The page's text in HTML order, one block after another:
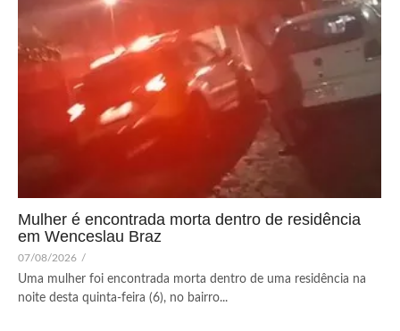
Mulher é encontrada morta dentro de residência
em Wenceslau Braz
07/08/2026 /
Uma mulher foi encontrada morta dentro de uma residência na
noite desta quinta-feira (6), no bairro...